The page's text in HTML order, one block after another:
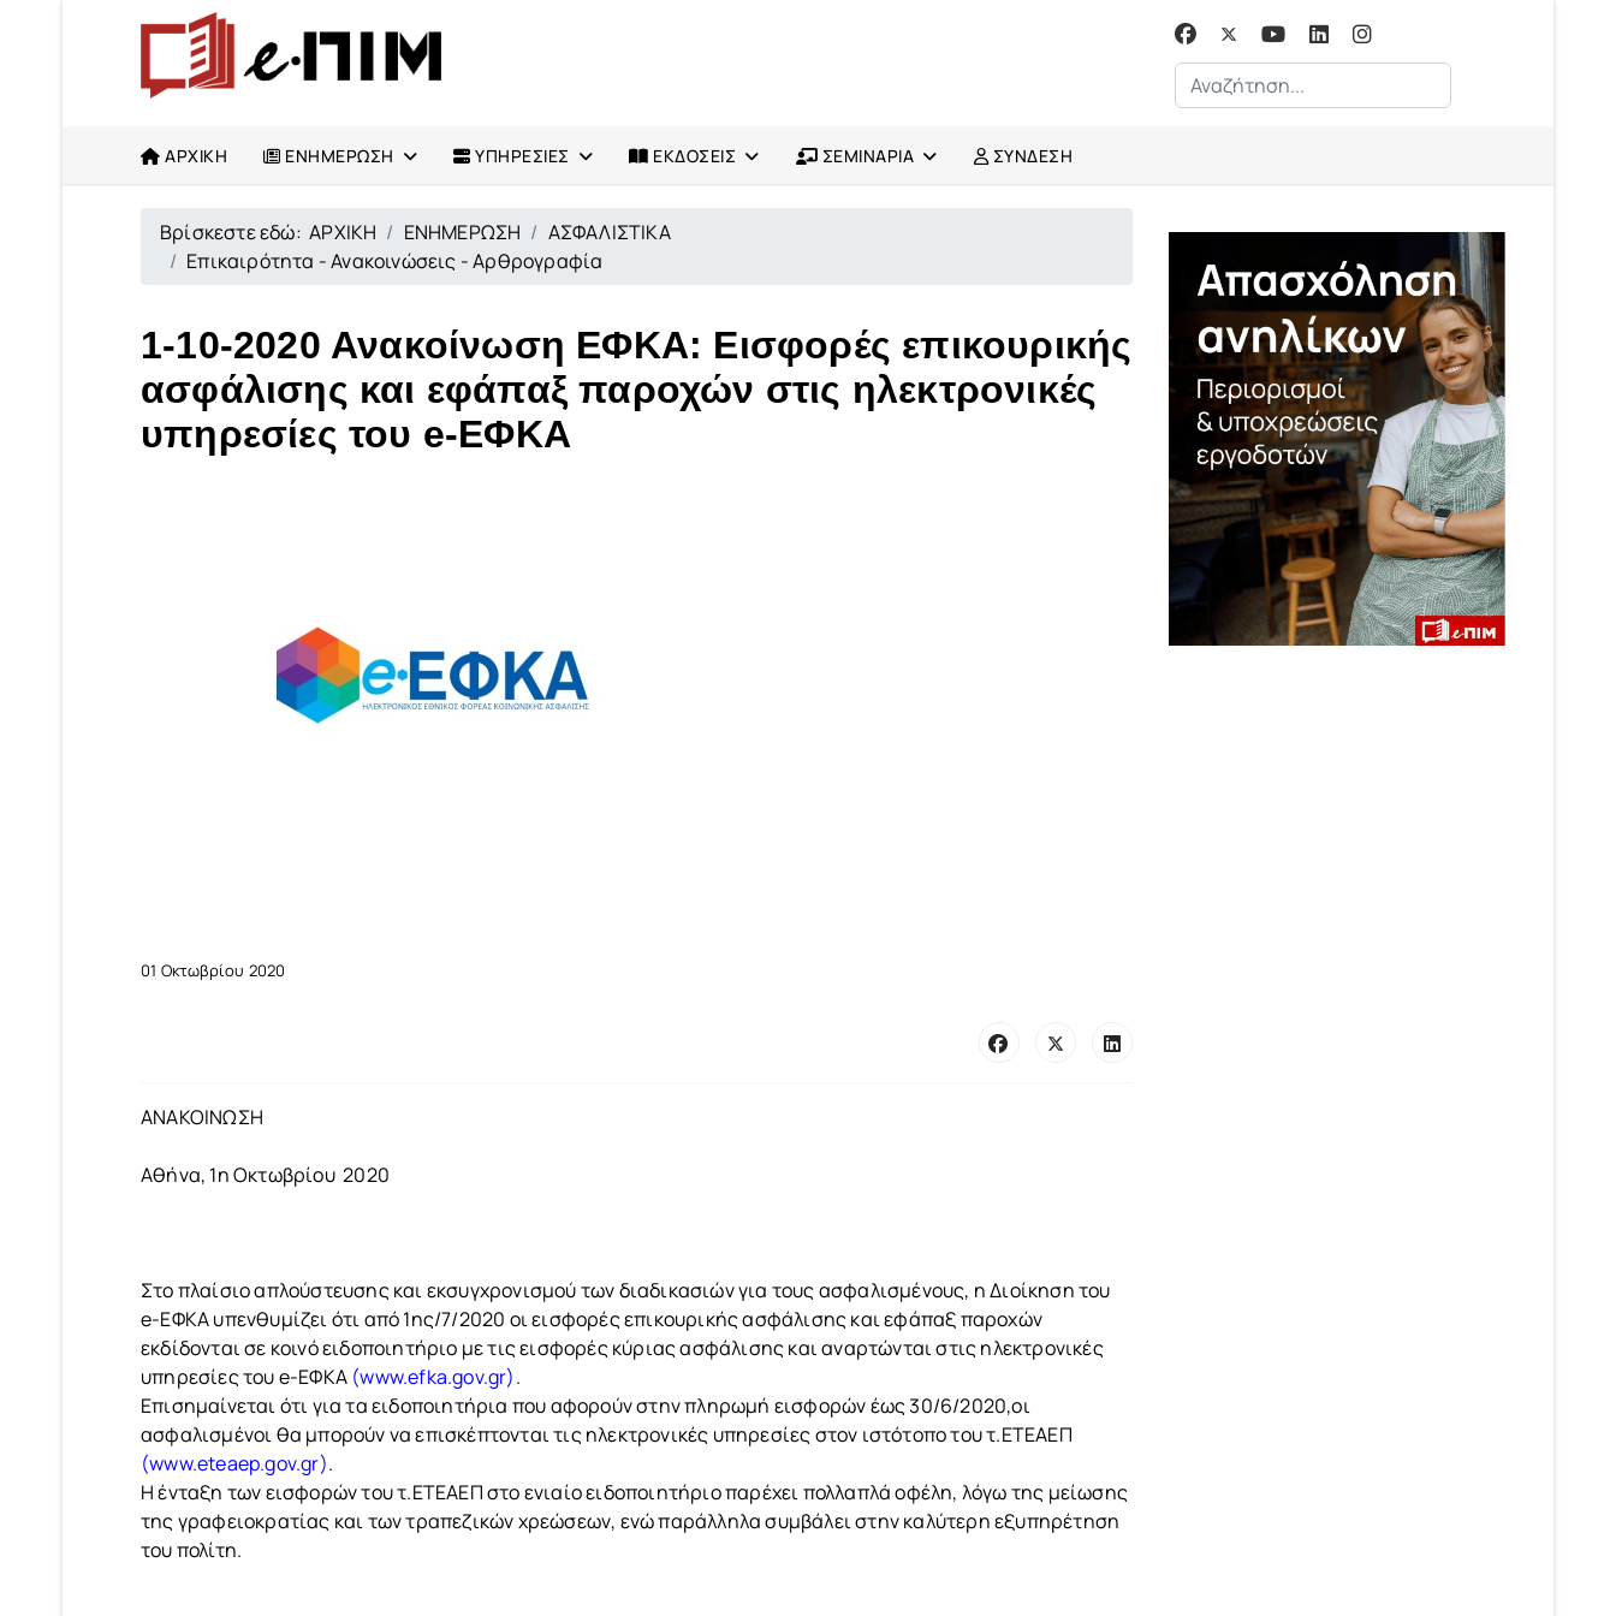
Αναζήτηση...
ΑΡΧΙΚΗ ΕΝΗΜΕΡΩΣΗ ΥΠΗΡΕΣΙΕΣ ΕΚΔΟΣΕΙΣ ΣΕΜΙΝΑΡΙΑ ΣΥΝΔΕΣΗ
Βρίσκεστε εδώ:ΑΡΧΙΚΗ ΕΝΗΜΕΡΩΣΗ
ΑΣΦΑΛΙΣΤΙΚΑ
Επικαιρότητα - Ανακοινώσεις - Αρθρογραφία
1-10-2020 Ανακοίνωση ΕΦΚΑ: Εισφορές επικουρικής
ασφάλισης και εφάπαξ παροχών στις ηλεκτρονικές
υπηρεσίες του e-ΕΦΚΑ
01 Οκτωβρίου 2020
ΑΝΑΚΟΙΝΩΣΗ
Αθήνα, 1η Οκτωβρίου 2020
Στο πλαίσιο απλούστευσης και εκσυγχρονισμού των διαδικασιών για τους ασφαλισμένους, η Διοίκηση του
e-ΕΦΚΑ υπενθυμίζει ότι από 1ης/7/2020 οι εισφορές επικουρικής ασφάλισης και εφάπαξ παροχών
εκδίδονται σε κοινό ειδοποιητήριο με τις εισφορές κύριας ασφάλισης και αναρτώνται στις ηλεκτρονικές
υπηρεσίες του e-ΕΦΚΑ (www.efka.gov.gr).
Επισημαίνεται ότι για τα ειδοποιητήρια που αφορούν στην πληρωμή εισφορών έως 30/6/2020,οι
ασφαλισμένοι θα μπορούν να επισκέπτονται τις ηλεκτρονικές υπηρεσίες στον ιστότοπο του τ.ΕΤΕΑΕΠ
(www.eteaep.gov.gr).
Η ένταξη των εισφορών του τ.ΕΤΕΑΕΠ στο ενιαίο ειδοποιητήριο παρέχει πολλαπλά οφέλη, λόγω της μείωσης
της γραφειοκρατίας και των τραπεζικών χρεώσεων, ενώ παράλληλα συμβάλει στην καλύτερη εξυπηρέτηση
του πολίτη.